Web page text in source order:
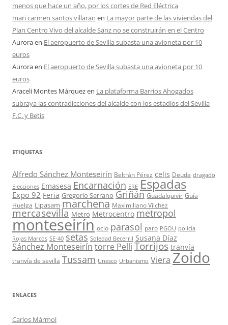
menos que hace un año, por los cortes de Red Eléctrica
mari carmen santos villaran en La mayor parte de las viviendas del
Plan Centro Vivo del alcalde Sanz no se construirán en el Centro
Auroraen El aeropuerto de Sevilla subasta una avioneta por 10
euros
Auroraen El aeropuerto de Sevilla subasta una avioneta por 10
euros
Araceli Montes Márquezen La plataforma Barrios Ahogados
subraya las contradicciones del alcalde con los estadios del Sevilla
F.C. y Betis
ETIQUETAS
Alfredo Sánchez Monteseirín Beltrán Pérez celis Deuda dragado
Elecciones Emasesa Encarnación ERE Espadas
Expo 92 Feria Gregorio Serrano Griñán Guadalquivir Guía
Huelga Lipasam marchena Maximiliano Vílchez
mercasevilla Metro Metrocentro metropol
monteseirín ocio parasol paro PGOU policía
Rojas Marcos SE-40 setas Soledad Becerril Susana Díaz
Sánchez Monteseirín torre Pelli Torrijos tranvía
tranvía de sevilla Tussam Unesco Urbanismo Viera Zoido
ENLACES
Carlos Mármol